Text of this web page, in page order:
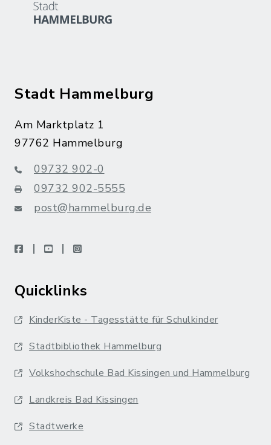
Stadt Hammelburg
Am Marktplatz 1
97762 Hammelburg
09732 902-0
09732 902-5555
post@hammelburg.de
facebookyoutubeinstagram
Quicklinks
KinderKiste - Tagesstätte für Schulkinder
Stadtbibliothek Hammelburg
Volkshochschule Bad Kissingen und Hammelburg
Landkreis Bad Kissingen
Stadtwerke